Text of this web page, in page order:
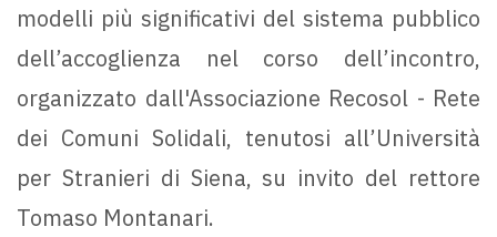
modelli più significativi del sistema pubblico
dell’accoglienza nel corso dell’incontro,
organizzato dall'Associazione Recosol - Rete
dei Comuni Solidali, tenutosi all’Università
per Stranieri di Siena, su invito del rettore
Tomaso Montanari.